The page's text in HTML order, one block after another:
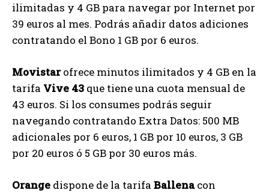
ilimitadas y 4 GB para navegar por Internet por
39 euros al mes. Podrás añadir datos adiciones
contratando el Bono 1 GB por 6 euros.
Movistarofrece minutos ilimitados y 4 GB en la
tarifa Vive 43 que tiene una cuota mensual de
43 euros. Si los consumes podrás seguir
navegando contratando Extra Datos: 500 MB
adicionales por 6 euros, 1 GB por 10 euros, 3 GB
por 20 euros ó 5 GB por 30 euros más.
Orange dispone de la tarifa Ballenacon